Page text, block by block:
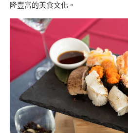
隆豐富的美食文化。